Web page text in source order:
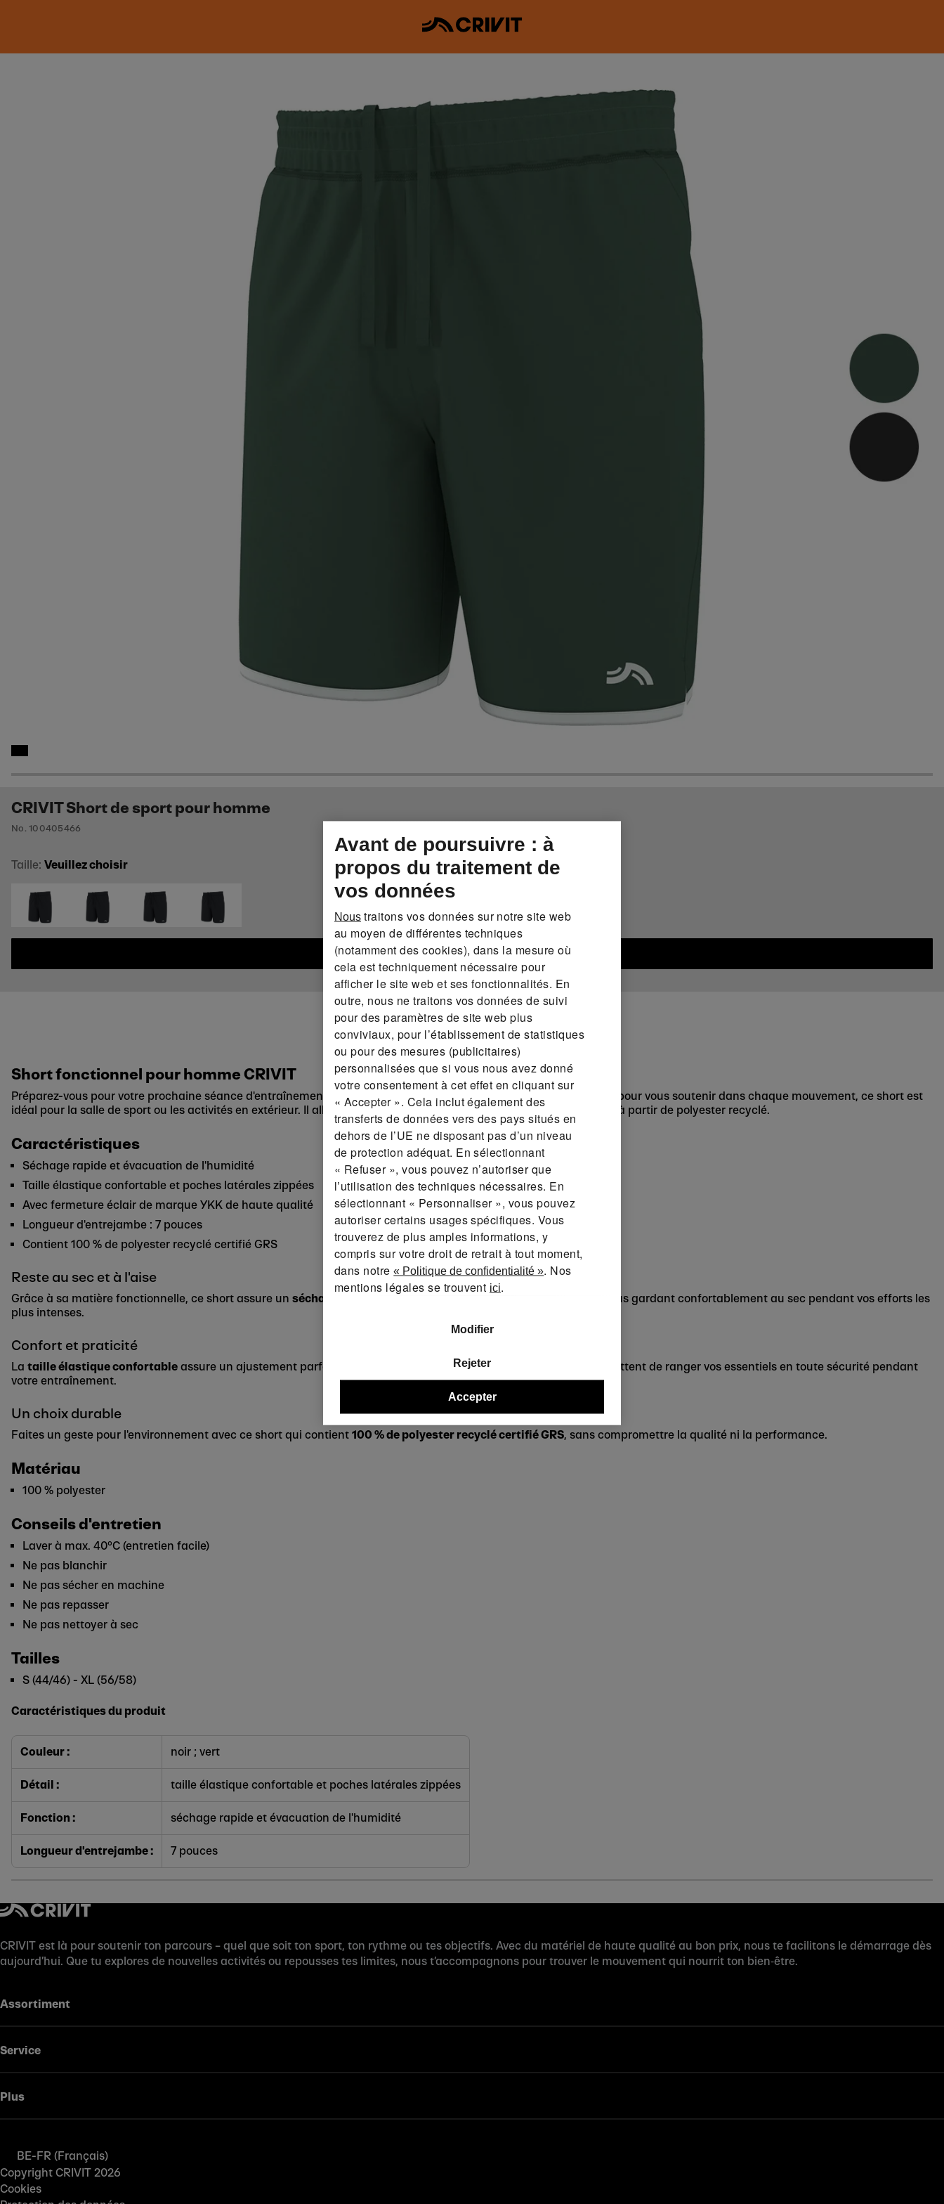
CRIVIT Short de sport pour homme
No. 100405466
Taille: Veuillez choisir
Vers la boutique en ligne
Short fonctionnel pour homme CRIVIT
Préparez-vous pour votre prochaine séance d'entraînement avec le short fonctionnel pour hommes CRIVIT. Conçu pour vous soutenir dans chaque mouvement, ce short est
idéal pour la salle de sport ou les activités en extérieur. Il allie confort, performance et style, tout en étant fabriqué à partir de polyester recyclé.
Caractéristiques
Séchage rapide et évacuation de l'humidité
Taille élastique confortable et poches latérales zippées
Avec fermeture éclair de marque YKK de haute qualité
Longueur d'entrejambe : 7 pouces
Contient 100 % de polyester recyclé certifié GRS
Reste au sec et à l'aise
Grâce à sa matière fonctionnelle, ce short assure un séchage rapide et une
, vous gardant confortablement au sec pendant vos efforts les
plus intenses.
Confort et praticité
La taille élastique confortable assure un ajustement parfait, tandis que les poches latérales zippées
vous permettent de ranger vos essentiels en toute sécurité pendant
votre entraînement.
Un choix durable
Faites un geste pour l'environnement avec ce short qui contient 100 % de polyester recyclé certifié GRS, sans compromettre la qualité ni la performance.
Matériau
100 % polyester
Conseils d'entretien
Laver à max. 40°C (entretien facile)
Ne pas blanchir
Ne pas sécher en machine
Ne pas repasser
Ne pas nettoyer à sec
Tailles
S (44/46) - XL (56/58)
Caractéristiques du produit
Couleur : noir ; vert
Détail : taille élastique confortable et poches latérales zippées
Fonction : séchage rapide et évacuation de l'humidité
Longueur d'entrejambe : 7 pouces
CRIVIT est là pour soutenir ton parcours – quel que soit ton sport, ton rythme ou tes objectifs. Avec du matériel de haute qualité au bon prix, nous te facilitons le démarrage dès
aujourd’hui. Que tu explores de nouvelles activités ou repousses tes limites, nous t’accompagnons pour trouver le mouvement qui nourrit ton bien‑être.
Assortiment
Service
Plus
BE-FR (Français)
Copyright CRIVIT 2026
Cookies
Avant de poursuivre : à
propos du traitement de
vos données
Nous traitons vos données sur notre site web
au moyen de différentes techniques
(notamment des cookies), dans la mesure où
cela est techniquement nécessaire pour
afficher le site web et ses fonctionnalités. En
outre, nous ne traitons vos données de suivi
pour des paramètres de site web plus
conviviaux, pour l’établissement de statistiques
ou pour des mesures (publicitaires)
personnalisées que si vous nous avez donné
votre consentement à cet effet en cliquant sur
« Accepter ». Cela inclut également des
transferts de données vers des pays situés en
dehors de l’UE ne disposant pas d’un niveau
de protection adéquat. En sélectionnant
« Refuser », vous pouvez n’autoriser que
l’utilisation des techniques nécessaires. En
sélectionnant « Personnaliser », vous pouvez
autoriser certains usages spécifiques. Vous
trouverez de plus amples informations, y
compris sur votre droit de retrait à tout moment,
dans notre« Politique de confidentialité ». Nos
mentions légales se trouvent ici.
Modifier
Rejeter
Accepter